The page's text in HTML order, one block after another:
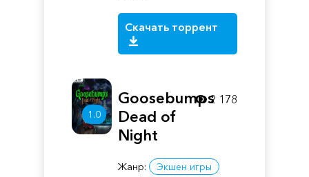
Скачать торрент
1.0
Goosebumps
Dead of
Night
Жанр: Экшен игры
2 178